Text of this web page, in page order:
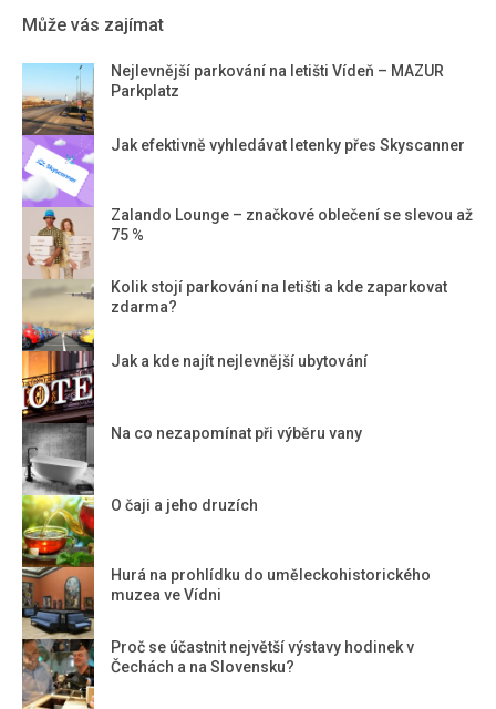
Může vás zajímat
Nejlevnější parkování na letišti Vídeň – MAZUR
Parkplatz
Jak efektivně vyhledávat letenky přes Skyscanner
Zalando Lounge – značkové oblečení se slevou až
75 %
Kolik stojí parkování na letišti a kde zaparkovat
zdarma?
Jak a kde najít nejlevnější ubytování
Na co nezapomínat při výběru vany
O čaji a jeho druzích
Hurá na prohlídku do uměleckohistorického
muzea ve Vídni
Proč se účastnit největší výstavy hodinek v
Čechách a na Slovensku?